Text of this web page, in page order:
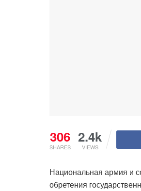
306
SHARES
2.4k
VIEWS
Национальная армия и
обретения